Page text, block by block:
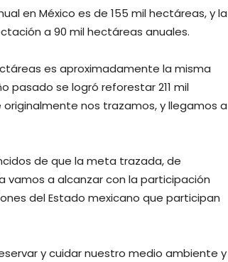
en México es de 155 mil hectáreas, y la
a 90 mil hectáreas anuales.
es aproximadamente la misma
pasado se logró reforestar 211 mil
nos trazamos, y llegamos a
de que la meta trazada, de
vamos a alcanzar con la participación
del Estado mexicano que participan
y cuidar nuestro medio ambiente y